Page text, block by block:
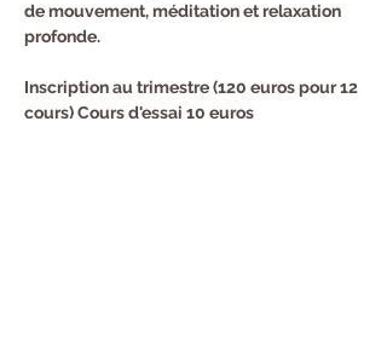
de mouvement, méditation et relaxation
profonde.
Inscription au trimestre (120 euros pour 12
cours) Cours d'essai 10 euros